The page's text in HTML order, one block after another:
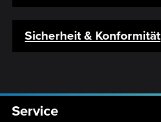
Sicherheit & Konformität
Service